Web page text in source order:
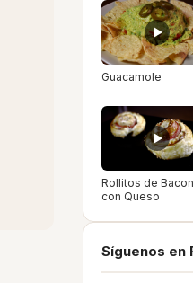
Guacamole
Rollitos de Bacon
con Queso
Síguenos en